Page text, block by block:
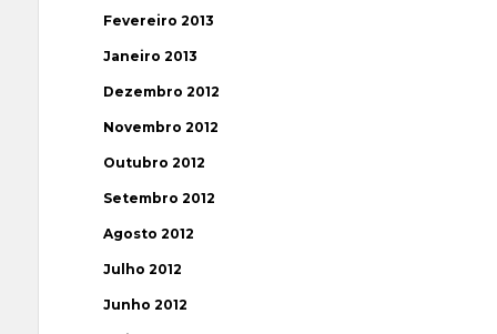
Fevereiro 2013
Janeiro 2013
Dezembro 2012
Novembro 2012
Outubro 2012
Setembro 2012
Agosto 2012
Julho 2012
Junho 2012